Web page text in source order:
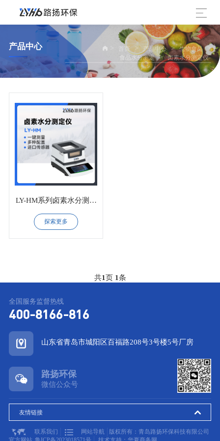
产品中心 首页 > 产品中心 > 生物食品 >
食品水分测定 > 卤素水分测定仪
LY-HM系列卤素水分测定
仪
探索更多
共1页 1条
全国服务监督热线
400-8166-816
山东省青岛市城阳区百福路208号3号楼5号厂房
路扬环保
微信公众号
友情链接
联系我们 网站导航
版权所有：青岛路扬环保科技有限公司